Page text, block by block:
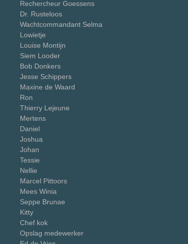
Rechercheur Goessens
Dr. Rusteloos
Wachtcommandant Selma
Lowietje
Louise Montijn
Siem Looder
Bob Donkers
Jesse Schippers
Maxine de Waard
Ron
Thierry Lejeune
Mertens
Daniel
Joshua
Johan
Tessie
Nellie
Marcel Pittoors
Mees Winia
Seppe Brunae
Kitty
Chef kok
Opslag medewerker